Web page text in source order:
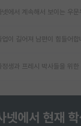
넷에서 계속해서 보이는 우
업이 길어져 남편이 힘들어
정생과 프레시 박사들을 위한